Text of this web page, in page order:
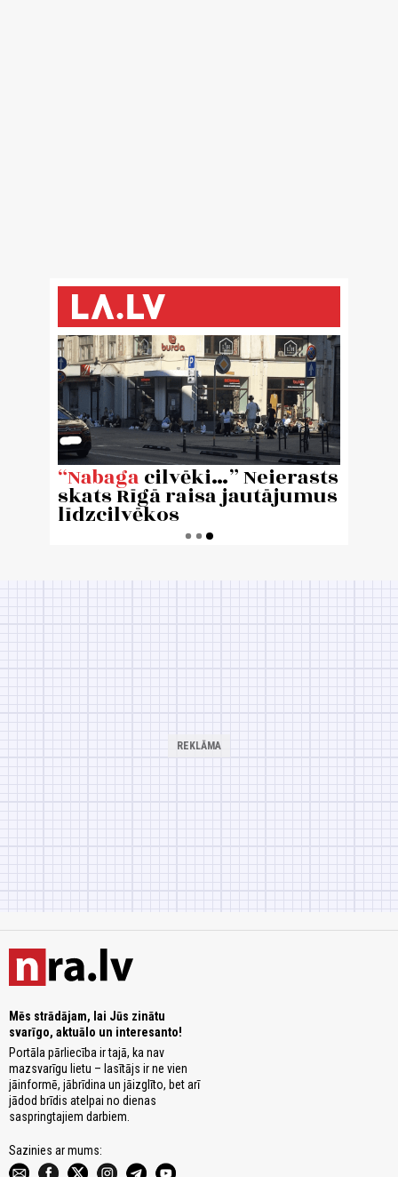
Mēs strādājam, lai Jūs zinātu
svarīgo, aktuālo un interesanto!
Portāla pārliecība ir tajā, ka nav
mazsvarīgu lietu – lasītājs ir ne vien
jāinformē, jābrīdina un jāizglīto, bet arī
jādod brīdis atelpai no dienas
saspringtajiem darbiem.
Sazinies ar mums: